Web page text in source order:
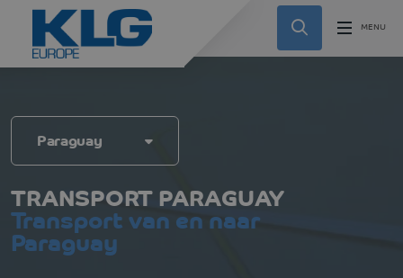
Paraguay
TRANSPORT PARAGUAY
Transport van en naar
Paraguay